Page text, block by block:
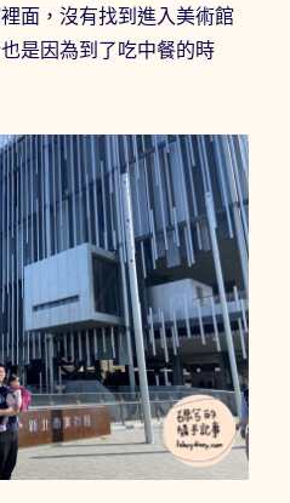
面，沒有找到進入美術館
是因為到了吃中餐的時